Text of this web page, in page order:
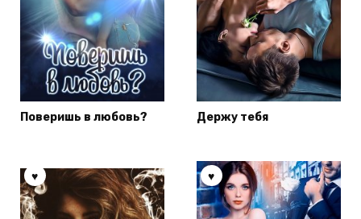
Поверишь в любовь? Держу тебя